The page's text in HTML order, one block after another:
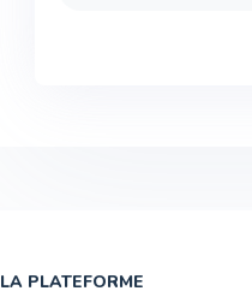
LA PLATEFORME